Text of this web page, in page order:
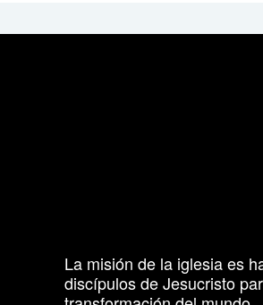
La misión de la iglesia es
discípulos de Jesucristo